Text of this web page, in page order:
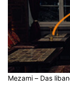
Mezami – Das